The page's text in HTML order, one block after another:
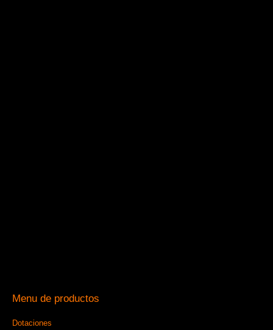
Menu de productos
Dotaciones